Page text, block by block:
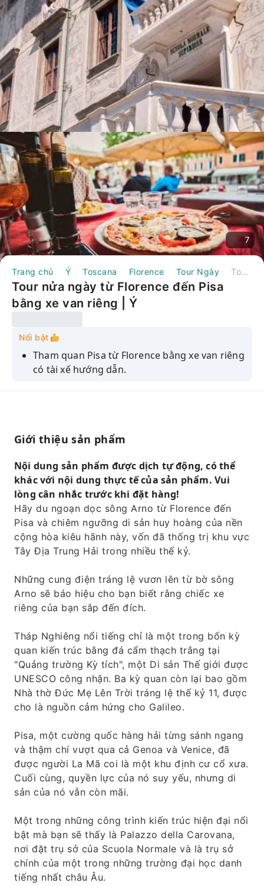
7
Trang chủ Ý Toscana Florence Tour Ngày Tour nửa ngày từ Florence đến Pisa bằng xe van riêng | Ý
Tour nửa ngày từ Florence đến Pisa
bằng xe van riêng | Ý
Nổi bật
Tham quan Pisa từ Florence bằng xe van riêng
có tài xế hướng dẫn.
Hãy chiêm ngưỡng Tháp Nghiêng nổi tiếng và
Khám phá di sản về thời kỳ thống trị trên biển
của Pisa, từng sánh ngang với Venice.
Hãy tìm hiểu về một lịch sử hào hùng có từ
trước thời La Mã.
Giới thiệu sản phẩm
Nội dung sản phẩm được dịch tự động, có thể
khác với nội dung thực tế của sản phẩm. Vui
lòng cân nhắc trước khi đặt hàng!
Hãy du ngoạn dọc sông Arno từ Florence đến
Pisa và chiêm ngưỡng di sản huy hoàng của nền
cộng hòa kiêu hãnh này, vốn đã thống trị khu vực
Tây Địa Trung Hải trong nhiều thế kỷ.
Những cung điện tráng lệ vươn lên từ bờ sông
Arno sẽ báo hiệu cho bạn biết rằng chiếc xe
riêng của bạn sắp đến đích.
Tháp Nghiêng nổi tiếng chỉ là một trong bốn kỳ
quan kiến ​​trúc bằng đá cẩm thạch trắng tại
"Quảng trường Kỳ tích", một Di sản Thế giới được
UNESCO công nhận. Ba kỳ quan còn lại bao gồm
Nhà thờ Đức Mẹ Lên Trời tráng lệ thế kỷ 11, được
cho là nguồn cảm hứng cho Galileo.
Pisa, một cường quốc hàng hải từng sánh ngang
và thậm chí vượt qua cả Genoa và Venice, đã
được người La Mã coi là một khu định cư cổ xưa.
Cuối cùng, quyền lực của nó suy yếu, nhưng di
sản của nó vẫn còn mãi.
Một trong những công trình kiến ​​trúc hiện đại nổi
bật mà bạn sẽ thấy là Palazzo della Carovana,
nơi đặt trụ sở của Scuola Normale và là trụ sở
chính của một trong những trường đại học danh
tiếng nhất châu Âu.